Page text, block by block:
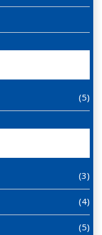
(5)
(3)
(4)
(5)